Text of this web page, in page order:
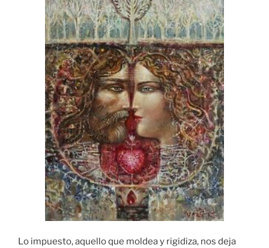
Lo impuesto, aquello que moldea y rigidiza, nos deja